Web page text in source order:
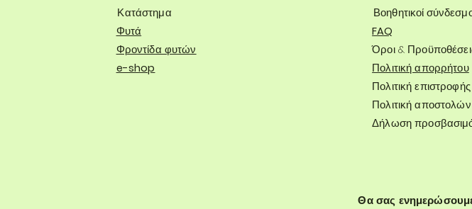
Κατάστημα
Φυτά
Φροντίδα φυτών
e-shop
Βοηθητικοί
FAQ
Όροι &
Πολιτική απορρήτου
Πολιτική
Πολιτική αποστολών
Δήλωση
Θα σας ενημερώσουμε